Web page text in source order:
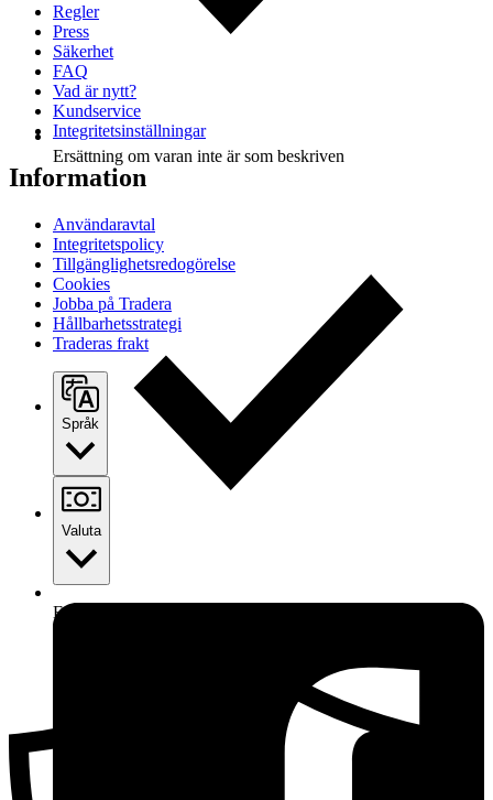
Ersättning om varan inte är som beskriven
Ersättning om du inte får din vara
Regler
Press
Säkerhet
FAQ
Vad är nytt?
Kundservice
Integritetsinställningar
Information
Användaravtal
Integritetspolicy
Tillgänglighetsredogörelse
Cookies
Jobba på Tradera
Hållbarhetsstrategi
Traderas frakt
Språk
Valuta